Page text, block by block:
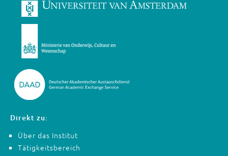
Direkt zu:
Über das Institut
Tätigkeitsbereich